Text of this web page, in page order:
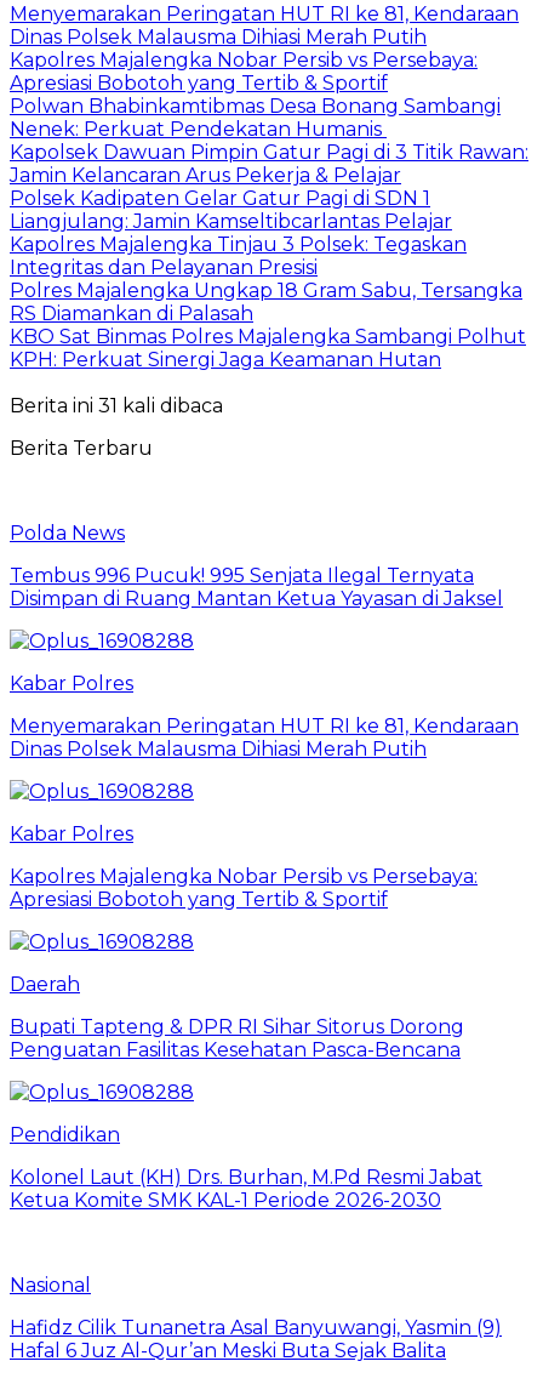
Menyemarakan Peringatan HUT RI ke 81, Kendaraan
Dinas Polsek Malausma Dihiasi Merah Putih
Kapolres Majalengka Nobar Persib vs Persebaya:
Apresiasi Bobotoh yang Tertib & Sportif
Polwan Bhabinkamtibmas Desa Bonang Sambangi
Nenek: Perkuat Pendekatan Humanis
Kapolsek Dawuan Pimpin Gatur Pagi di 3 Titik Rawan:
Jamin Kelancaran Arus Pekerja & Pelajar
Polsek Kadipaten Gelar Gatur Pagi di SDN 1
Liangjulang: Jamin Kamseltibcarlantas Pelajar
Kapolres Majalengka Tinjau 3 Polsek: Tegaskan
Integritas dan Pelayanan Presisi
Polres Majalengka Ungkap 18 Gram Sabu, Tersangka
RS Diamankan di Palasah
KBO Sat Binmas Polres Majalengka Sambangi Polhut
KPH: Perkuat Sinergi Jaga Keamanan Hutan
Berita ini 31 kali dibaca
Berita Terbaru
Polda News
Tembus 996 Pucuk! 995 Senjata Ilegal Ternyata
Disimpan di Ruang Mantan Ketua Yayasan di Jaksel
Kabar Polres
Menyemarakan Peringatan HUT RI ke 81, Kendaraan
Dinas Polsek Malausma Dihiasi Merah Putih
Kabar Polres
Kapolres Majalengka Nobar Persib vs Persebaya:
Apresiasi Bobotoh yang Tertib & Sportif
Daerah
Bupati Tapteng & DPR RI Sihar Sitorus Dorong
Penguatan Fasilitas Kesehatan Pasca-Bencana
Pendidikan
Kolonel Laut (KH) Drs. Burhan, M.Pd Resmi Jabat
Ketua Komite SMK KAL-1 Periode 2026-2030
Nasional
Hafidz Cilik Tunanetra Asal Banyuwangi, Yasmin (9)
Hafal 6 Juz Al-Qur’an Meski Buta Sejak Balita